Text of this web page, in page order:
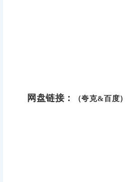
网盘链接： （夸克&百度）